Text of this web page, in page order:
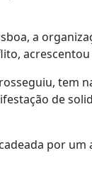
a
tem
de
por